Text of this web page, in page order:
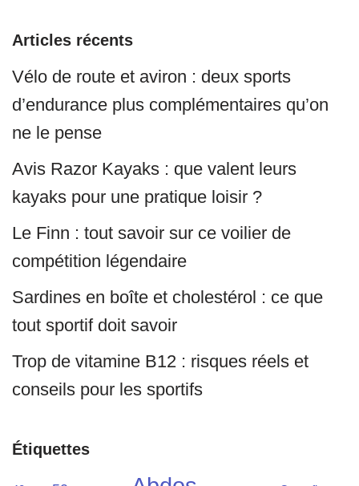
Articles récents
Vélo de route et aviron : deux sports
d’endurance plus complémentaires qu’on
ne le pense
Avis Razor Kayaks : que valent leurs
kayaks pour une pratique loisir ?
Le Finn : tout savoir sur ce voilier de
compétition légendaire
Sardines en boîte et cholestérol : ce que
tout sportif doit savoir
Trop de vitamine B12 : risques réels et
conseils pour les sportifs
Étiquettes